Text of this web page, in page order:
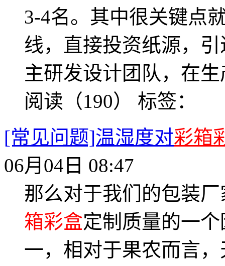
3-4名。其中很关键点
线，直接投资纸源，
主研发设计团队，在
阅读（190） 标签：
[常见问题]温湿度对彩箱
06月04日 08:47
那么对于我们的包装
箱彩盒定制质量的一
一，相对于果农而言